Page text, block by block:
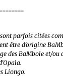
parfois citées
être d’origine
des BaMbole et/ou
Liongo.